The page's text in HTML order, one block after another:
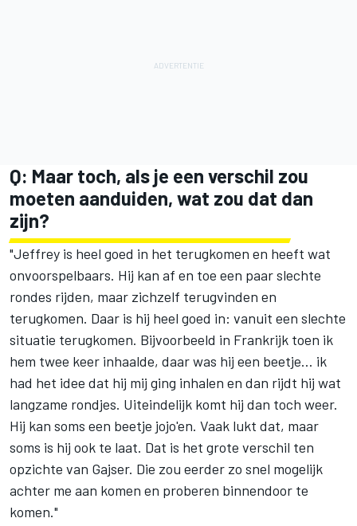
Q: Maar toch, als je een verschil zou
moeten aanduiden, wat zou dat dan
zijn?
"Jeffrey is heel goed in het terugkomen en heeft wat
onvoorspelbaars. Hij kan af en toe een paar slechte
rondes rijden, maar zichzelf terugvinden en
terugkomen. Daar is hij heel goed in: vanuit een slechte
situatie terugkomen. Bijvoorbeeld in Frankrijk toen ik
hem twee keer inhaalde, daar was hij een beetje… ik
had het idee dat hij mij ging inhalen en dan rijdt hij wat
langzame rondjes. Uiteindelijk komt hij dan toch weer.
Hij kan soms een beetje jojo'en. Vaak lukt dat, maar
soms is hij ook te laat. Dat is het grote verschil ten
opzichte van Gajser. Die zou eerder zo snel mogelijk
achter me aan komen en proberen binnendoor te
komen."